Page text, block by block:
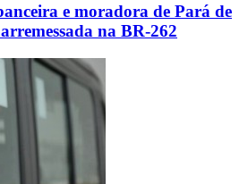
e moradora de Pará de
na BR-262